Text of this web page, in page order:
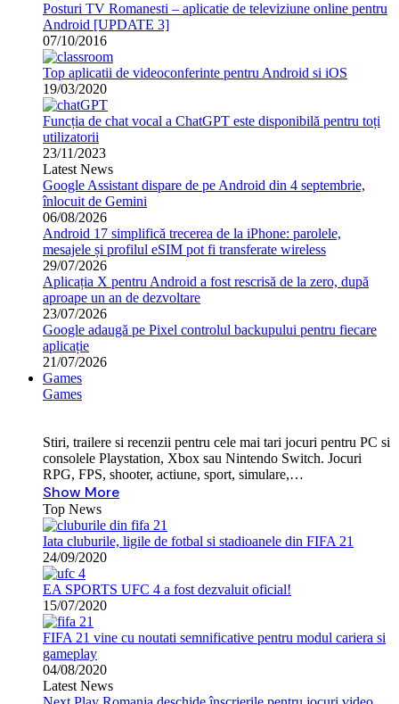
Posturi TV Romanesti – aplicatie de televiziune online pentru
Android [UPDATE 3]
07/10/2016
Top aplicatii de videoconferinte pentru Android si iOS
19/03/2020
Funcția de chat vocal a ChatGPT este disponibilă pentru toți
utilizatorii
23/11/2023
Latest News
Google Assistant dispare de pe Android din 4 septembrie,
înlocuit de Gemini
06/08/2026
Android 17 simplifică trecerea de la iPhone: parolele,
mesajele și profilul eSIM pot fi transferate wireless
29/07/2026
Aplicația X pentru Android a fost rescrisă de la zero, după
aproape un an de dezvoltare
23/07/2026
Google adaugă pe Pixel controlul backupului pentru fiecare
aplicație
21/07/2026
Games
Games
Stiri, trailere si recenzii pentru cele mai tari jocuri pentru PC si
consolele Playstation, Xbox sau Nintendo Switch. Jocuri
RPG, FPS, shooter, actiune, sport, simulare,…
Show More
Top News
Iata cluburile, ligile de fotbal si stadioanele din FIFA 21
24/09/2020
EA SPORTS UFC 4 a fost dezvaluit oficial!
15/07/2020
FIFA 21 vine cu noutati semnificative pentru modul cariera si
gameplay
04/08/2020
Latest News